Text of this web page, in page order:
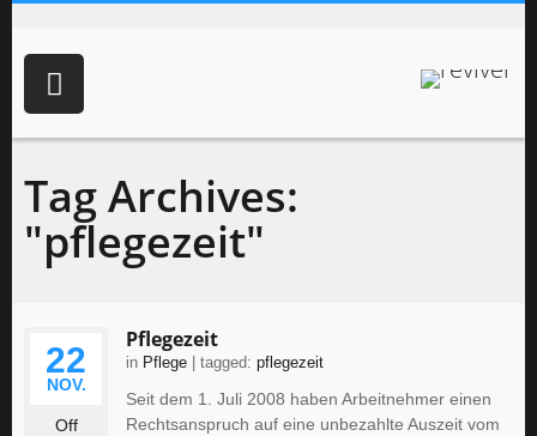
Tag Archives:
"pflegezeit"
22
NOV.
Off
Pflegezeit
in Pflege | tagged: pflegezeit
Seit dem 1. Juli 2008 haben Arbeitnehmer einen
Rechtsanspruch auf eine unbezahlte Auszeit vom